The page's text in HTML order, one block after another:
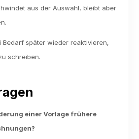
aus der Auswahl, bleibt aber
Bedarf später wieder reaktivieren,
schreiben.
einer Vorlage frühere